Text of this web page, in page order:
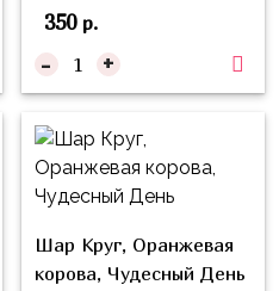
350р.
- +
Шар Круг, Оранжевая
корова, Чудесный День